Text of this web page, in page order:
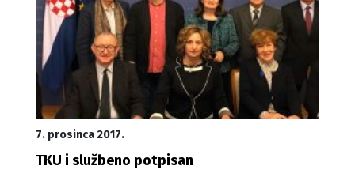
7. prosinca 2017.
TKU i službeno potpisan